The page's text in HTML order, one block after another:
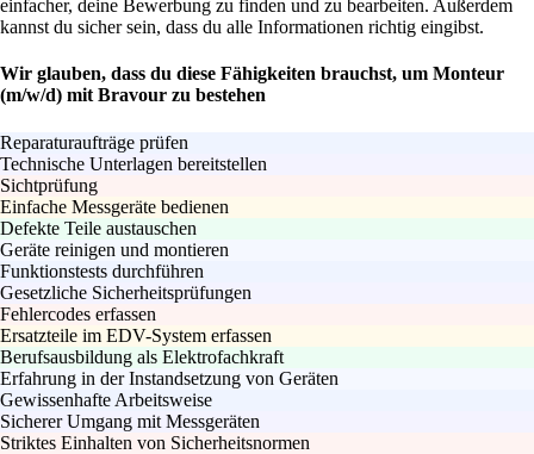
einfacher, deine Bewerbung zu finden und zu bearbeiten. Außerdem
kannst du sicher sein, dass du alle Informationen richtig eingibst.
Wir glauben, dass du diese Fähigkeiten brauchst, um Monteur
(m/w/d) mit Bravour zu bestehen
Reparaturaufträge prüfen
Technische Unterlagen bereitstellen
Sichtprüfung
Einfache Messgeräte bedienen
Defekte Teile austauschen
Geräte reinigen und montieren
Funktionstests durchführen
Gesetzliche Sicherheitsprüfungen
Fehlercodes erfassen
Ersatzteile im EDV-System erfassen
Berufsausbildung als Elektrofachkraft
Erfahrung in der Instandsetzung von Geräten
Gewissenhafte Arbeitsweise
Sicherer Umgang mit Messgeräten
Striktes Einhalten von Sicherheitsnormen